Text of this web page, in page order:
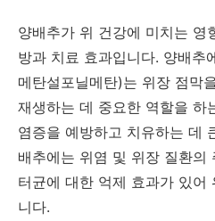
양배추가 위 건강에 미치는 영
방과 치료 효과입니다. 양배추
메탄설포닐메탄)는 위장 점막
재생하는 데 중요한 역할을 하
염증을 예방하고 치유하는 데
배추에는 위염 및 위장 질환의
터균에 대한 억제 효과가 있어
니다.